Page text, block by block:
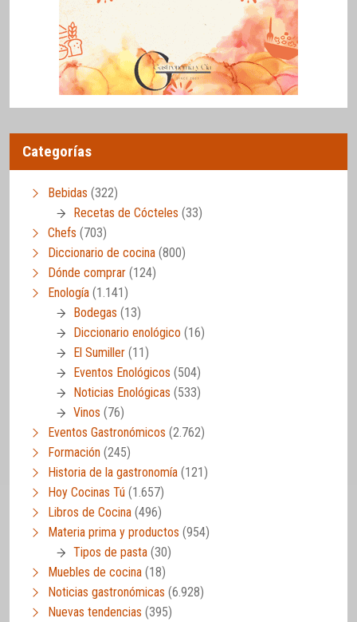
Categorías
Bebidas (322)
Recetas de Cócteles (33)
Chefs (703)
Diccionario de cocina (800)
Dónde comprar (124)
Enología (1.141)
Bodegas (13)
Diccionario enológico (16)
El Sumiller (11)
Eventos Enológicos (504)
Noticias Enológicas (533)
Vinos (76)
Eventos Gastronómicos (2.762)
Formación (245)
Historia de la gastronomía (121)
Hoy Cocinas Tú (1.657)
Libros de Cocina (496)
Materia prima y productos (954)
Tipos de pasta (30)
Muebles de cocina (18)
Noticias gastronómicas (6.928)
Nuevas tendencias (395)